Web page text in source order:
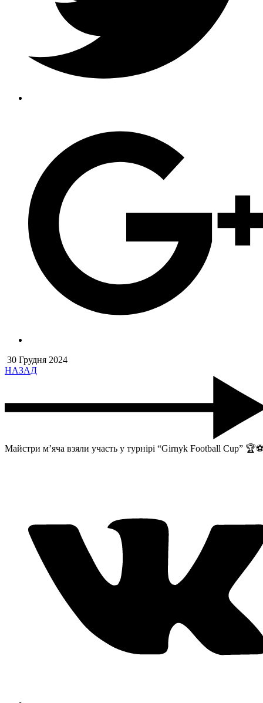
30 Грудня 2024
НАЗАД
Майстри м’яча взяли участь у турнірі “Girnyk Football Cup”